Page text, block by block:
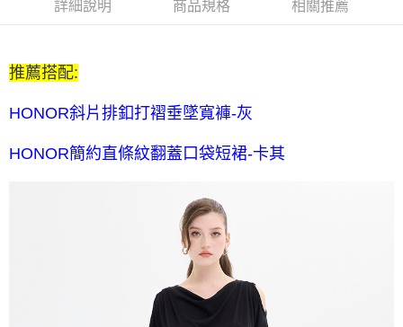
每筆NT$80，滿NT$2,000(含以上)免運費
7-11付款後取貨-訂單滿 $2000 元即享免運服務-未滿則另收
每筆NT$80，滿NT$2,000(含以上)免運費
每筆NT$120，滿NT$2,000(含以上)免運費
詳細說明 商品規格 相關推薦
推薦搭配:
HONOR斜片排釦打褶垂墜寬褲-灰
HONOR簡約直條紋翻蓋口袋短裙-卡其